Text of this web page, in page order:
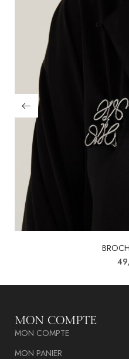
MON COMPTE
MON COMPTE
MON PANIER